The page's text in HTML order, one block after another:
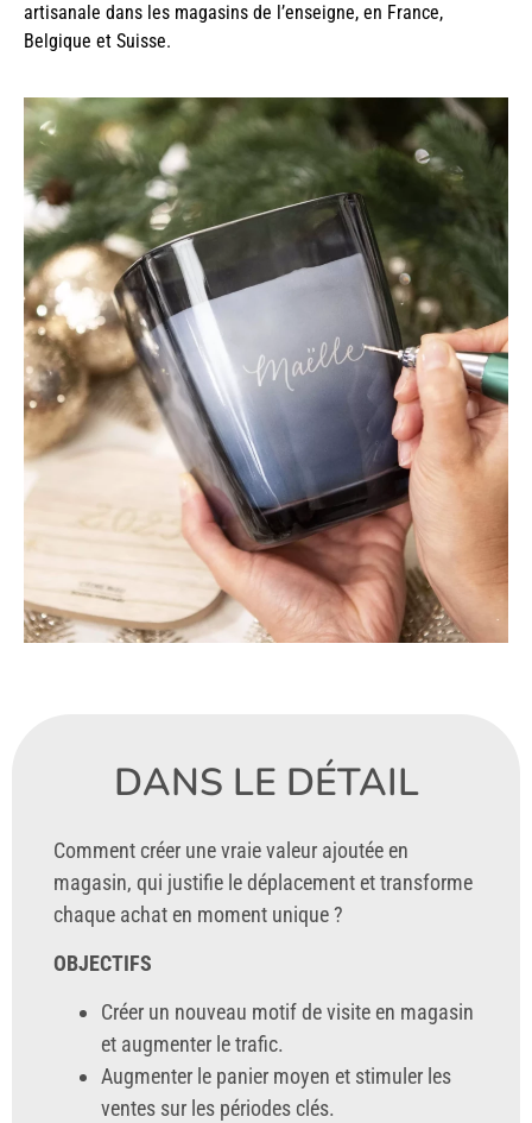
artisanale dans les magasins de l’enseigne, en France,
Belgique et Suisse.
DANS LE DÉTAIL
Comment créer une vraie valeur ajoutée en
magasin, qui justifie le déplacement et transforme
chaque achat en moment unique ?
OBJECTIFS
Créer un nouveau motif de visite en magasin
et augmenter le trafic.
Augmenter le panier moyen et stimuler les
ventes sur les périodes clés.